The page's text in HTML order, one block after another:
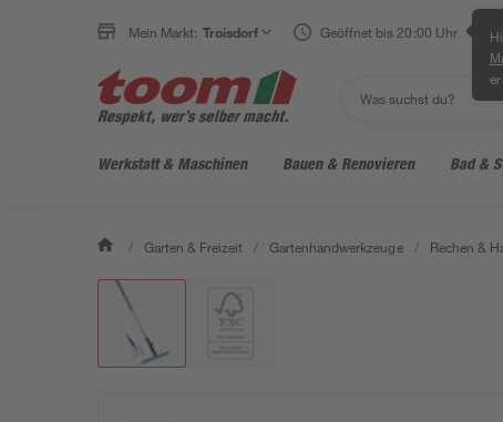
Mein Markt: Troisdorf Geöffnet bis 20:00 Uhr
Werkstatt & Maschinen Bauen & Renovieren Bad &
/ Garten & Freizeit / Gartenhandwerkzeuge / Rechen &